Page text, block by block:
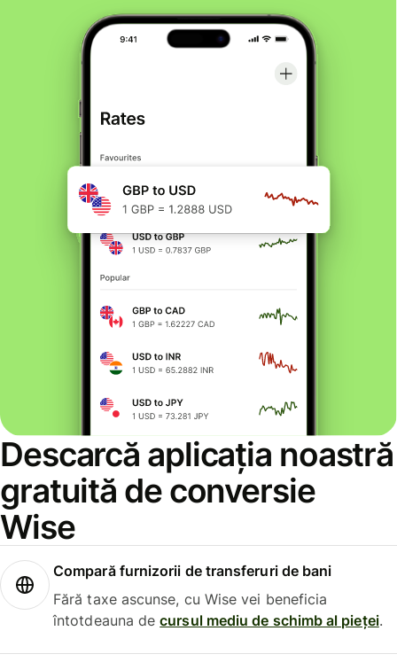
Descarcă aplicația noastră
gratuită de conversie
Wise
Compară furnizorii de transferuri de bani
Fără taxe ascunse, cu Wise vei beneficia
întotdeauna decursul mediu de schimb al pieței.